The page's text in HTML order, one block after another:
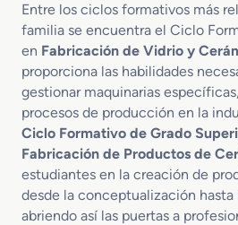
Entre los ciclos formativos más
familia se encuentra el Ciclo
en Fabricación de Vidrio y
proporciona las habilidades
gestionar maquinarias
procesos de producción en la
Ciclo Formativo de Grado
Fabricación de Productos de
estudiantes en la creación de
desde la conceptualización hasta
abriendo así las puertas a